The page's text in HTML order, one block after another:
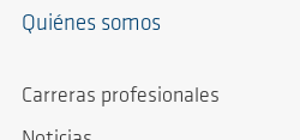
Quiénes somos
Carreras profesionales